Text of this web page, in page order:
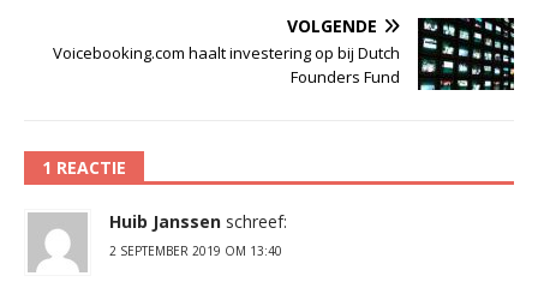
VOLGENDE
Voicebooking.com haalt investering op bij Dutch
Founders Fund
1 REACTIE
Huib Janssen schreef:
2 SEPTEMBER 2019 OM 13:40